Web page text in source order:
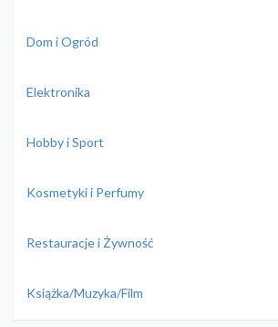
Dom i Ogród
Elektronika
Hobby i Sport
Kosmetyki i Perfumy
Restauracje i Żywność
Książka/Muzyka/Film